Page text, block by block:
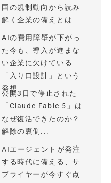
国の規制動向から読み
解く企業の備えとは
AIの費用障壁が下がっ
た今も、導入が進まな
い企業に欠けている
「入り口設計」という
発想
公開3日で停止された
「Claude Fable 5」は
なぜ復活できたのか？
解除の裏側...
AIエージェントが発注
する時代に備える、サ
プライヤーが今すぐ点